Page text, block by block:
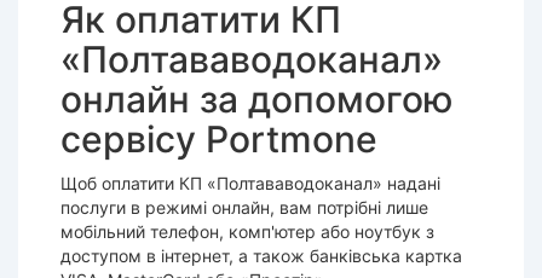
Як оплатити КП
«Полтававодоканал»
онлайн за допомогою
сервісу Portmone
Щоб оплатити КП «Полтававодоканал» надані
послуги в режимі онлайн, вам потрібні лише
мобільний телефон, комп'ютер або ноутбук з
доступом в інтернет, а також банківська картка